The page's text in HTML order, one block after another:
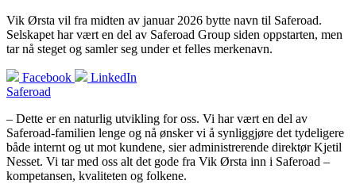
Vik Ørsta vil fra midten av januar 2026 bytte navn til Saferoad.
Selskapet har vært en del av Saferoad Group siden oppstarten, men
tar nå steget og samler seg under et felles merkenavn.
Facebook
LinkedIn
Saferoad
– Dette er en naturlig utvikling for oss. Vi har vært en del av
Saferoad-familien lenge og nå ønsker vi å synliggjøre det tydeligere
både internt og ut mot kundene, sier administrerende direktør Kjetil
Nesset. Vi tar med oss alt det gode fra Vik Ørsta inn i Saferoad –
kompetansen, kvaliteten og folkene.